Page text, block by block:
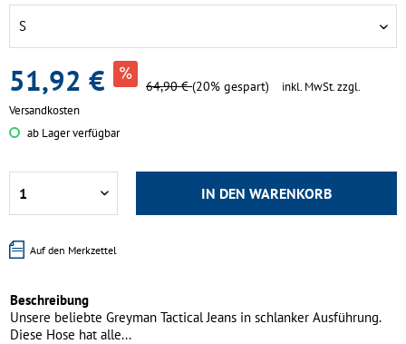
51,92 € 64,90 €(20% gespart) inkl. MwSt.zzgl.
Versandkosten
ab Lager verfügbar
IN DEN WARENKORB
Auf den Merkzettel
Beschreibung
Unsere beliebte Greyman Tactical Jeans in schlanker Ausführung.
Diese Hose hat alle...